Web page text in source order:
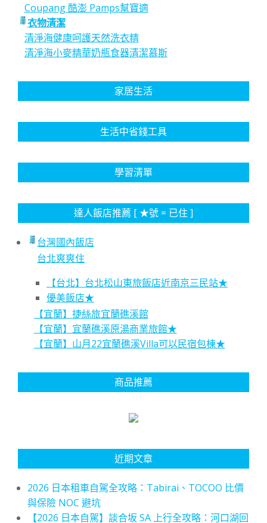
Coupang 酷澎 Pamps幫寶適
衣物清潔
清淨海健康呵護天然洗衣精
清淨海小麥精華奶瓶食器清潔慕斯
家居生活
生活中省錢工具
學習清單
達人飯店推薦 [ ★號 = 已住 ]
台灣國內飯店
台北爽爽住
【台北】台北松山東旅飯店近南京三民站★
優美飯店★
【宜蘭】捷絲旅宜蘭礁溪館
【宜蘭】宜蘭礁溪原湯商業旅館★
【宜蘭】山月22宜蘭礁溪Villa可以民宿包棟★
商品推薦
近期文章
2026 日本租車自駕全攻略：Tabirai、TOCOO 比價
與保險 NOC 避坑
【2026 日本自駕】談合坂 SA 上行全攻略：河口湖回